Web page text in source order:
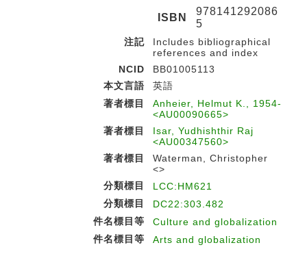
ISBN
978141292086
5
注記
Includes bibliographical
references and index
NCID
BB01005113
本文言語
英語
著者標目
Anheier, Helmut K., 1954-
<AU00090665>
著者標目
Isar, Yudhishthir Raj
<AU00347560>
著者標目
Waterman, Christopher
<>
分類標目
LCC:HM621
分類標目
DC22:303.482
件名標目等
Culture and globalization
件名標目等
Arts and globalization